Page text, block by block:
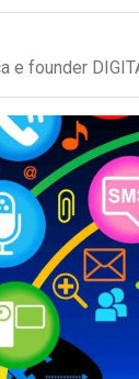
e founder